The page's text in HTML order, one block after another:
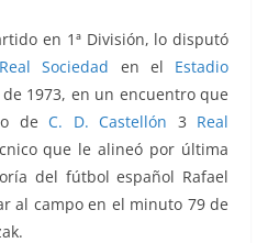
en 1ª División, lo disputó
Real Sociedad en el Estadio
1973, en un encuentro que
de C. D. Castellón 3 Real
que le alineó por última
del fútbol español Rafael
al campo en el minuto 79 de